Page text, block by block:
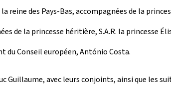
des Pays-Bas, accompagnées de la
de la princesse héritière, S.A.R. la princesse
du Conseil européen, António Costa.
Guillaume, avec leurs conjoints, ainsi que les